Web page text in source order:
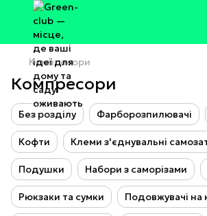
Компресори
Компресори
Без розділу Фарборозпилювачі
Кофти Клеми з'єднувальні
Подушки Набори з саморізами
Рюкзаки та сумки Подовжувачі на